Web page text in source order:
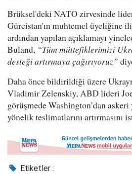
Brüksel'deki NATO zirvesinde
Gürcistan'ın muhtemel üyeliğine
ardından yapılan açıklamayı
Buland, “Tüm müttefiklerimizi
desteği artırmaya çağırıyoruz”
Daha önce bildirildiği üzere
Vladimir Zelenskiy, ABD lideri
görüşmede Washington’dan askeri
yönelik teslimatlarını artırmasını
Etiketler :